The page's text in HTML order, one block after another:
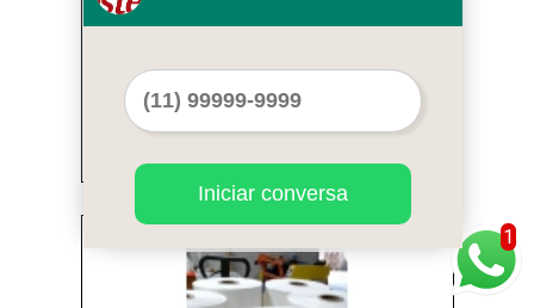
fábrica de filme stretch manual Alto de
1
Iniciar conversa